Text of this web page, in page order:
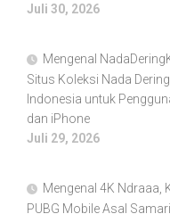
Juli 30, 2026
Mengenal
Situs Koleksi Nada
Indonesia untuk
dan iPhone
Juli 29, 2026
Mengenal 4K Ndraaa,
PUBG Mobile Asal